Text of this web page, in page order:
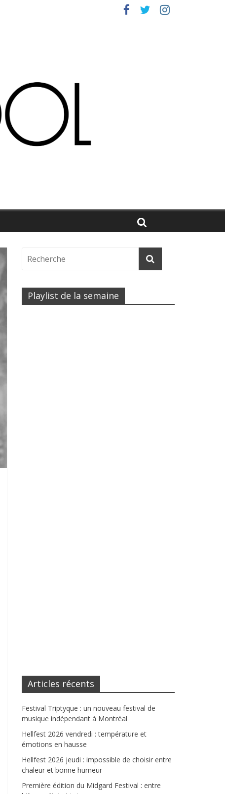
Playlist de la semaine
Articles récents
Festival Triptyque : un nouveau festival de
musique indépendant à Montréal
Hellfest 2026 vendredi : température et
émotions en hausse
Hellfest 2026 jeudi : impossible de choisir entre
chaleur et bonne humeur
Première édition du Midgard Festival : entre